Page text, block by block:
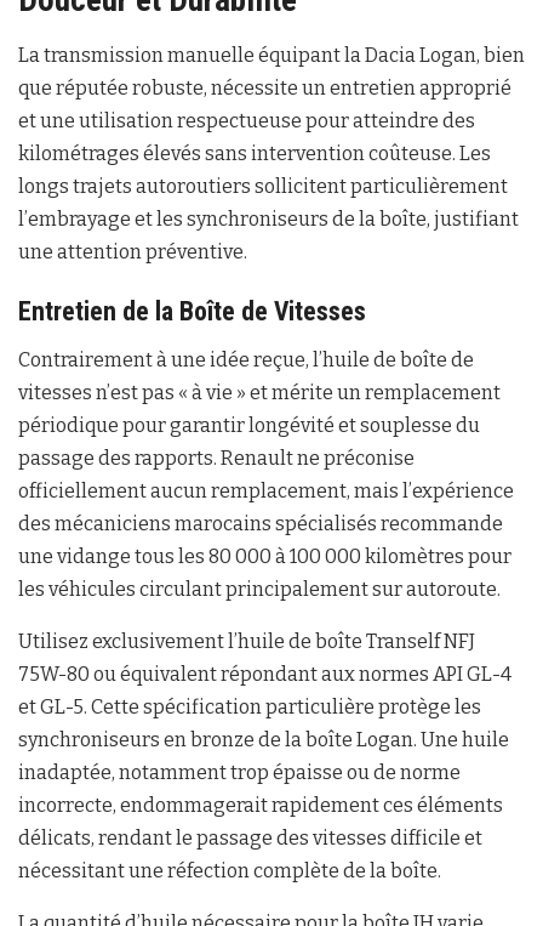
La transmission manuelle équipant la Dacia Logan, bien
que réputée robuste, nécessite un entretien approprié
et une utilisation respectueuse pour atteindre des
kilométrages élevés sans intervention coûteuse. Les
longs trajets autoroutiers sollicitent particulièrement
l’embrayage et les synchroniseurs de la boîte, justifiant
une attention préventive.
Entretien de la Boîte de Vitesses
Contrairement à une idée reçue, l’huile de boîte de
vitesses n’est pas « à vie » et mérite un remplacement
périodique pour garantir longévité et souplesse du
passage des rapports. Renault ne préconise
officiellement aucun remplacement, mais l’expérience
des mécaniciens marocains spécialisés recommande
une vidange tous les 80 000 à 100 000 kilomètres pour
les véhicules circulant principalement sur autoroute.
Utilisez exclusivement l’huile de boîte Tranself NFJ
75W-80 ou équivalent répondant aux normes API GL-4
et GL-5. Cette spécification particulière protège les
synchroniseurs en bronze de la boîte Logan. Une huile
inadaptée, notamment trop épaisse ou de norme
incorrecte, endommagerait rapidement ces éléments
délicats, rendant le passage des vitesses difficile et
nécessitant une réfection complète de la boîte.